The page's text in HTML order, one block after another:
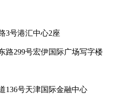
3号港汇中心2座
路299号宏伊国际广场写字楼
136号天津国际金融中心